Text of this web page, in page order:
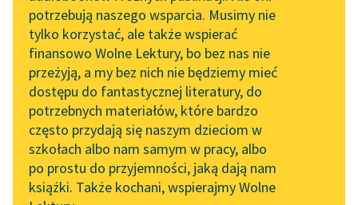
Lab
Zapraszamy na spotkanie
online z tłumaczkami
literatury skandynawskiej
Spotkanie z Katarzyną
Tunkiel w Oslo
102. lata temu zmarł
Joseph Conrad
Przewodnik dla piszących i
czytających
API
OAI-PMH
Widget Wolnych Lektur
Przypisy
potrzebują naszego wsparcia. Musimy nie
tylko korzystać, ale także wspierać
finansowo Wolne Lektury, bo bez nas nie
przeżyją, a my bez nich nie będziemy mieć
dostępu do fantastycznej literatury, do
potrzebnych materiałów, które bardzo
często przydają się naszym dzieciom w
szkołach albo nam samym w pracy, albo
po prostu do przyjemności, jaką dają nam
książki. Także kochani, wspierajmy Wolne
Juraj Hordubal siada
na czele stołu, składa
ręce i zmawia
modlitwę. Tak trzeba
teraz robić...
Czytaj więcej